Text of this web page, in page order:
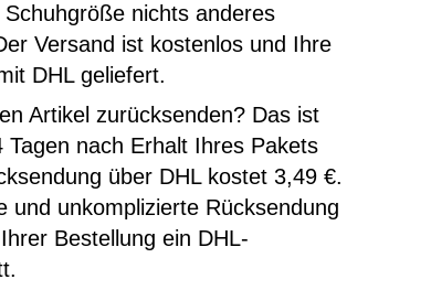
nichts anderes
Versand ist kostenlos und Ihre
DHL geliefert.
Artikel zurücksenden? Das ist
Tagen nach Erhalt Ihres Pakets
über DHL kostet 3,49 €.
und unkomplizierte Rücksendung
Bestellung ein DHL-